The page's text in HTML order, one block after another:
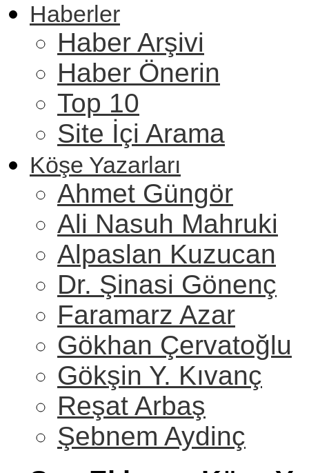
Haberler
Haber Arşivi
Haber Önerin
Top 10
Site İçi Arama
Köşe Yazarları
Ahmet Güngör
Ali Nasuh Mahruki
Alpaslan Kuzucan
Dr. Şinasi Gönenç
Faramarz Azar
Gökhan Çervatoğlu
Gökşin Y. Kıvanç
Reşat Arbaş
Şebnem Aydinç